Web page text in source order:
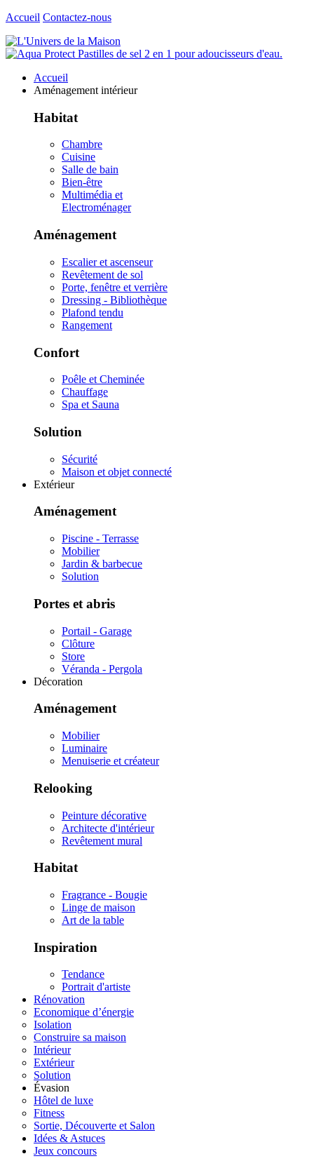
Accueil Contactez-nous
Accueil
Aménagement intérieur
Habitat
Chambre
Cuisine
Salle de bain
Bien-être
Multimédia et
Electroménager
Aménagement
Escalier et ascenseur
Revêtement de sol
Porte, fenêtre et verrière
Dressing - Bibliothèque
Plafond tendu
Rangement
Confort
Poêle et Cheminée
Chauffage
Spa et Sauna
Solution
Sécurité
Maison et objet connecté
Extérieur
Aménagement
Piscine - Terrasse
Mobilier
Jardin & barbecue
Solution
Portes et abris
Portail - Garage
Clôture
Store
Véranda - Pergola
Décoration
Aménagement
Mobilier
Luminaire
Menuiserie et créateur
Relooking
Peinture décorative
Architecte d'intérieur
Revêtement mural
Habitat
Fragrance - Bougie
Linge de maison
Art de la table
Inspiration
Tendance
Portrait d'artiste
Rénovation
Economique d’énergie
Isolation
Construire sa maison
Intérieur
Extérieur
Solution
Évasion
Hôtel de luxe
Fitness
Sortie, Découverte et Salon
Idées & Astuces
Jeux concours